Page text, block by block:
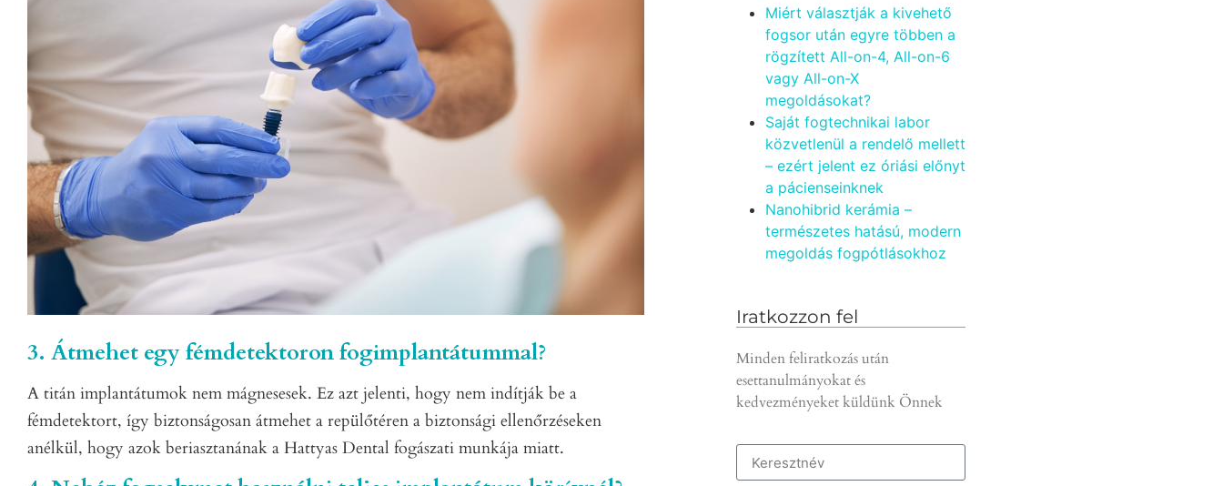
3. Átmehet egy fémdetektoron fogimplantátummal?
A titán implantátumok nem mágnesesek. Ez azt jelenti, hogy nem indítják be a
fémdetektort, így biztonságosan átmehet a repülőtéren a biztonsági ellenőrzéseken
anélkül, hogy azok beriasztanának a Hattyas Dental fogászati ​​munkája miatt.
Miért választják a kivehető
fogsor után egyre többen a
rögzített All-on-4, All-on-6
vagy All-on-X
megoldásokat?
Saját fogtechnikai labor
közvetlenül a rendelő mellett
– ezért jelent ez óriási előnyt
a pácienseinknek
Nanohibrid kerámia –
természetes hatású, modern
megoldás fogpótlásokhoz
Iratkozzon fel
Minden feliratkozás után
esettanulmányokat és
kedvezményeket küldünk Önnek